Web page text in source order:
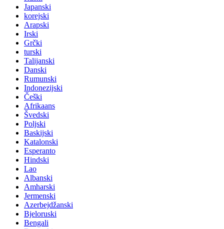
Japanski
korejski
Arapski
Irski
Grčki
turski
Talijanski
Danski
Rumunski
Indonezijski
Češki
Afrikaans
Švedski
Poljski
Baskijski
Katalonski
Esperanto
Hindski
Lao
Albanski
Amharski
Jermenski
Azerbejdžanski
Bjeloruski
Bengali